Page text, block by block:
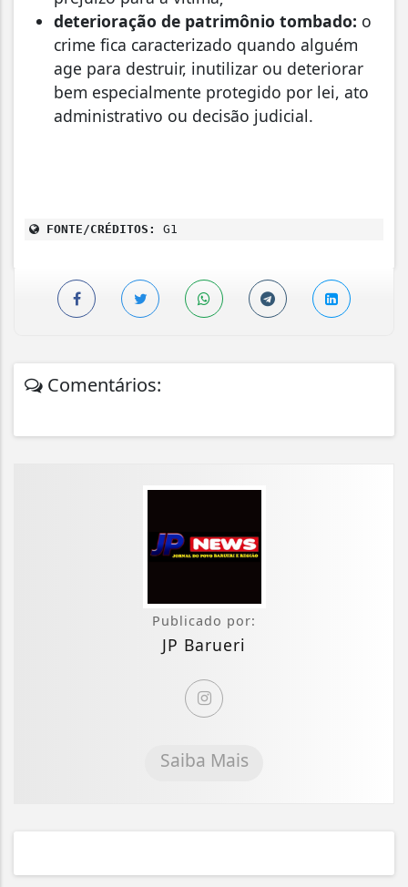
deterioração de patrimônio tombado: o
crime fica caracterizado quando alguém
age para destruir, inutilizar ou deteriorar
bem especialmente protegido por lei, ato
administrativo ou decisão judicial.
FONTE/CRÉDITOS: G1
Comentários:
Publicado por:
JP Barueri
Saiba Mais